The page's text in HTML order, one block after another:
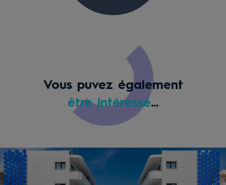
Vous puvez également
être intéressé...